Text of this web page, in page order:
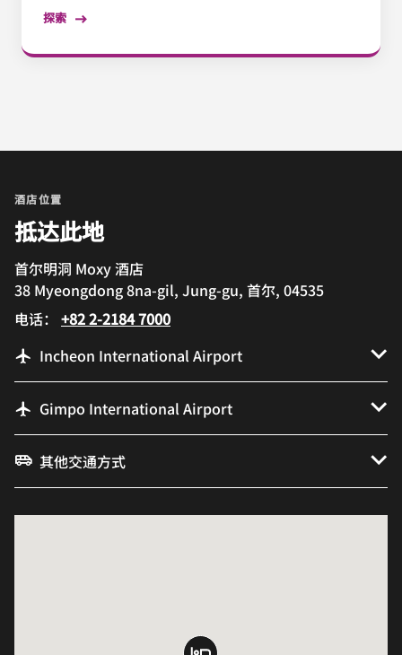
探索
酒店位置
抵达此地
首尔明洞 Moxy 酒店
38 Myeongdong 8na-gil, Jung-gu, 首尔, 04535
电话： +82 2-2184 7000
Incheon International Airport
Gimpo International Airport
其他交通方式